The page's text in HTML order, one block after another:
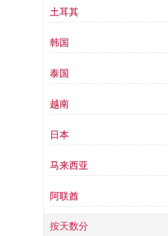
土耳其
韩国
泰国
越南
日本
马来西亚
阿联酋
按天数分